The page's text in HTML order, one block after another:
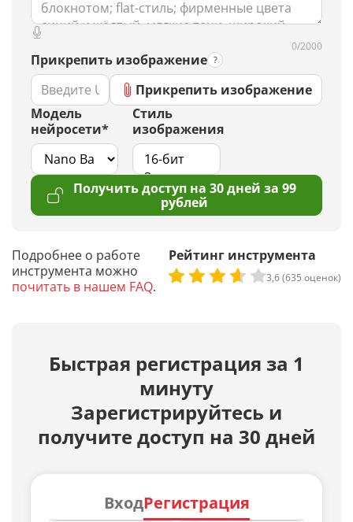
0/2000
Прикрепить изображение
Прикрепить изображение
Модель
нейросети*
Стиль
изображения
Получить доступ на 30 дней за 99
рублей
Подробнее о работе
инструмента можно
почитать в нашем FAQ.
Рейтинг инструмента
3,6 (635 оценок)
Быстрая регистрация за 1
минуту
Зарегистрируйтесь и
получите доступ на 30 дней
ВходРегистрация